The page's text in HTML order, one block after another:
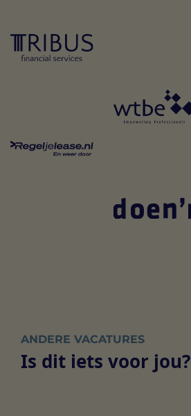
ANDERE VACATURES
Is dit iets voor jou?